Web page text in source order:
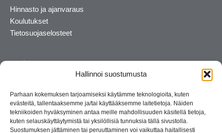
Hallinnoi suostumusta
Parhaan kokemuksen tarjoamiseksi käytämme teknologioita, kuten
evästeitä, tallentaaksemme ja/tai käyttääksemme laitetietoja. Näiden
tekniikoiden hyväksyminen antaa meille mahdollisuuden käsitellä tietoja,
kuten selauskäyttäytymistä tai yksilöllisiä tunnuksia tällä sivustolla.
Suostumuksen jättäminen tai peruuttaminen voi vaikuttaa haitallisesti
Hinnasto ja ajanvaraus
Koulutukset
Tietosuojaselosteet